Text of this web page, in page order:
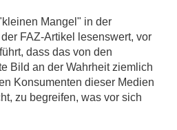
Mangel" in der
FAZ-Artikel lesenswert, vor
dass das von den
Bild an der Wahrheit ziemlich
Konsumenten dieser Medien
zu begreifen, was vor sich